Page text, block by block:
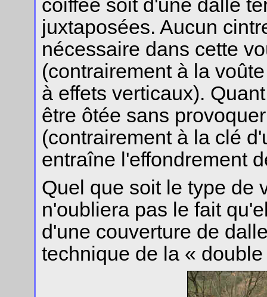
coiffée soit d'une dalle
juxtaposées. Aucun
nécessaire dans cette
(contrairement à la
à effets verticaux).
être ôtée sans
(contrairement à la clé
entraîne l'effondrement
Quel que soit le type de
n'oubliera pas le fait
d'une couverture de
technique de la «